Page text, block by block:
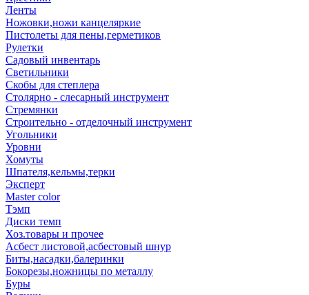
Ленты
Ножовки,ножи канцеляркие
Пистолеты для пены,герметиков
Рулетки
Садовый инвентарь
Светильники
Скобы для степлера
Столярно - слесарный инструмент
Стремянки
Строительно - отделочный инструмент
Угольники
Уровни
Хомуты
Шпателя,кельмы,терки
Эксперт
Master color
Тэмп
Диски темп
Хоз.товары и прочее
Асбест листовой,асбестовый шнур
Биты,насадки,балеринки
Бокорезы,ножницы по металлу
Буры